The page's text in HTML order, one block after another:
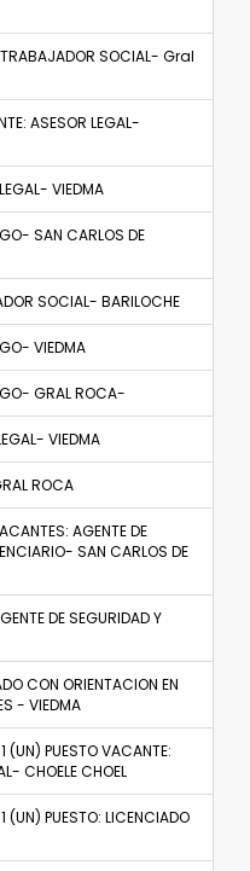
SOCIAL- Gral
ASESOR LEGAL-
VIEDMA
SAN CARLOS DE
SOCIAL- BARILOCHE
VIEDMA
GRAL ROCA-
VIEDMA
ROCA
AGENTE DE
SAN CARLOS DE
DE SEGURIDAD Y
CON ORIENTACION EN
- VIEDMA
(UN) PUESTO VACANTE:
CHOELE CHOEL
(UN) PUESTO: LICENCIADO